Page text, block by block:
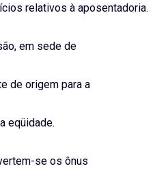
relativos à aposentadoria.
em sede de
de origem para a
eqüidade.
se os ônus